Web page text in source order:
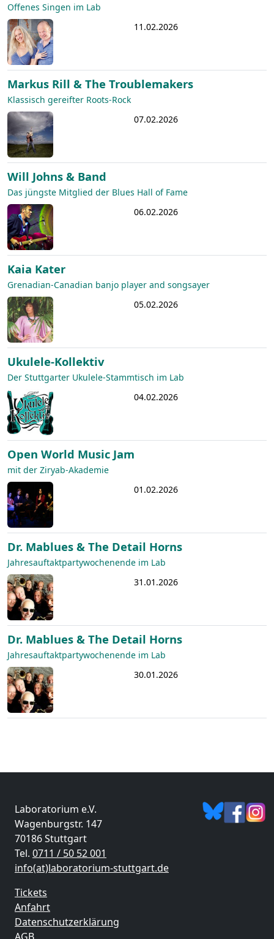
Offenes Singen im Lab
11.02.2026
Markus Rill & The Troublemakers
Klassisch gereifter Roots-Rock
07.02.2026
Will Johns & Band
Das jüngste Mitglied der Blues Hall of Fame
06.02.2026
Kaia Kater
Grenadian-Canadian banjo player and songsayer
05.02.2026
Ukulele-Kollektiv
Der Stuttgarter Ukulele-Stammtisch im Lab
04.02.2026
Open World Music Jam
mit der Ziryab-Akademie
01.02.2026
Dr. Mablues & The Detail Horns
Jahresauftaktpartywochenende im Lab
31.01.2026
Dr. Mablues & The Detail Horns
Jahresauftaktpartywochenende im Lab
30.01.2026
Laboratorium e.V.
Wagenburgstr. 147
70186 Stuttgart
Tel. 0711 / 50 52 001
info(at)laboratorium-stuttgart.de
Tickets
Anfahrt
Datenschutzerklärung